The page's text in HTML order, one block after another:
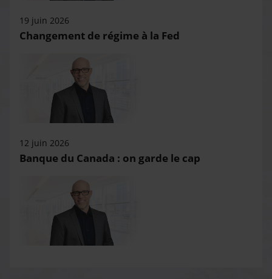
19 juin 2026
Changement de régime à la Fed
12 juin 2026
Banque du Canada : on garde le cap